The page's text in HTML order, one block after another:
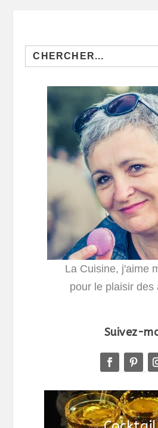
Search
for:
La Cuisine, j'aime
pour le plaisir
Suivez-